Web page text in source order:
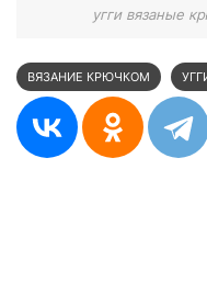
угги вязаные
ВЯЗАНИЕ КРЮЧКОМ